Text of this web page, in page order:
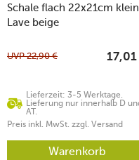
Schale flach 22x21cm klein
Lave beige
Lieferzeit: 3-5 Werktage.
Lieferung nur innerhalb D
AT.
UVP22,90 € 17,01
Preis inkl. MwSt. zzgl. Versand
Warenkorb